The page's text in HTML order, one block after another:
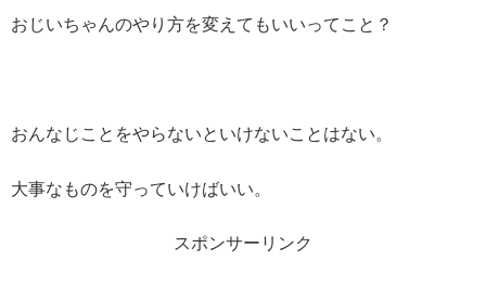
おじいちゃんのやり方を変えてもいいってこと？
おんなじことをやらないといけないことはない。
大事なものを守っていけばいい。
スポンサーリンク